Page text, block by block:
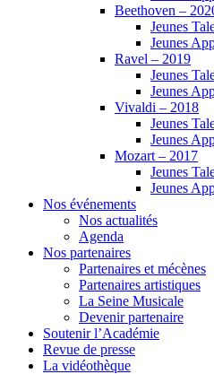
Beethoven –
Jeunes
Jeunes
Ravel – 2019
Jeunes
Jeunes
Vivaldi – 2018
Jeunes
Jeunes
Mozart – 2017
Jeunes
Jeunes
Nos événements
Nos actualités
Agenda
Nos partenaires
Partenaires et mécènes
Partenaires artistiques
La Seine Musicale
Devenir partenaire
Soutenir l’Académie
Revue de presse
La vidéothèque